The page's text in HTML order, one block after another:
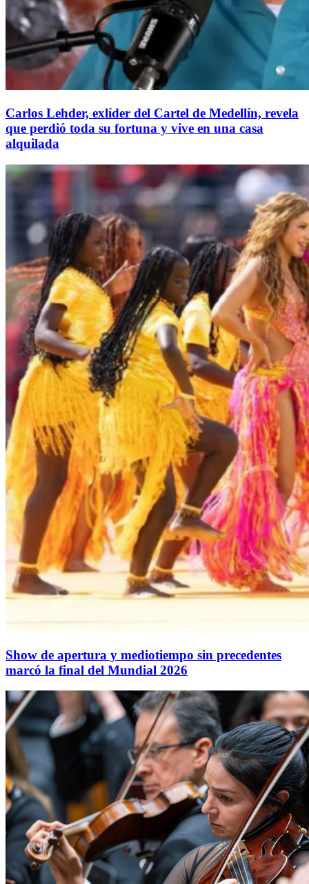
Carlos Lehder, exlíder del Cartel de Medellín, revela
que perdió toda su fortuna y vive en una casa
alquilada
Show de apertura y mediotiempo sin precedentes
marcó la final del Mundial 2026